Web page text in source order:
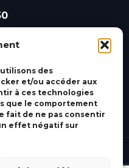
des
et/ou accéder aux
à ces technologies
que le comportement
fait de ne pas consentir
effet négatif sur